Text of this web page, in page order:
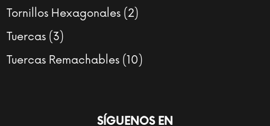
productos
Tornillos Hexagonales 22
Tuercas 33
productos
Tuercas Remachables 1010
SÍGUENOS EN